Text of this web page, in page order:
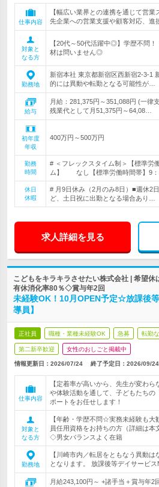
仕事内容
【幅広い業界との連携を通じて営
先企業への営業支援や顧客対応、進
対象と
なる方
【20代～50代活躍中◎】学歴不問
材は問いません◎
勤務地
新宿本社 東京都新宿区西新宿2-3-1
的には異動や転勤となる可能性が…
給与
月給：281,375円～351,088円 (一律
残業代として月51,375円～64,08…
初年度
年収
400万円～500万円
勤務
時間
# ＜フレックスタイム制＞【標準
ム】 なし【標準労働時間帯】9：
休日
休暇
# 月9日休み（2月のみ8日）■週休2
ど、土日祝に出勤となる場合あり…
求人詳細を見る
こどもをキラキラさせたい株式会社 | 希望
有休消化率80％◇賞与年2回
未経験OK！10月OPEN予定☆放課後
導員】
正社員 職種・業種未経験OK 急募 転勤
第二新卒歓迎 女性のおしごと掲載中
情報更新日：2026/07/24 終了予定日： 2026/09/24
仕事内容
【定着率が高いから、先生が変わ
や体験活動を通して、子どもたちの
ポートをお任せします！
対象と
なる方
【年齢・学歴不問☆実務未経験も
員任用資格をお持ちの方（詳細は
◇男女バランスよく在籍
勤務地
【川崎市内／転居をともなう異動
となります。 放課後等デイサービス
月給243,100円～ +諸手当＋賞与年